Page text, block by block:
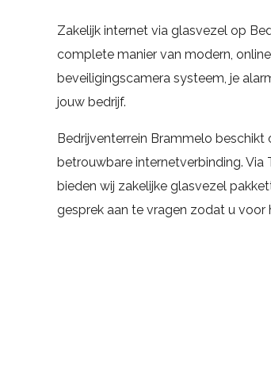
Zakelijk internet via glasvezel op
complete manier van modern,
beveiligingscamera systeem, je
jouw bedrijf.
Bedrijventerrein Brammelo
betrouwbare internetverbinding.
bieden wij zakelijke glasvezel
gesprek aan te vragen zodat u